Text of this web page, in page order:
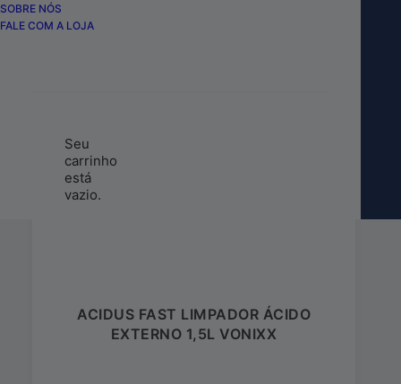
SOBRE NÓS
FALE COM A LOJA
Seu
carrinho
está
vazio.
ACIDUS FAST LIMPADOR ÁCIDO
EXTERNO 1,5L VONIXX